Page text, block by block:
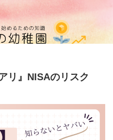
リ』NISAのリスク